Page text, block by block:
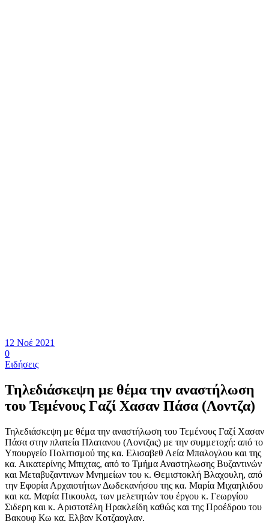
12 Νοέ 2021
0
Ειδήσεις
Τηλεδιάσκεψη με θέμα την αναστήλωση
του Τεμένους Γαζί Χασαν Πάσα (Λοντζα)
Τηλεδιάσκεψη με θέμα την αναστήλωση του Τεμένους Γαζί Χασαν
Πάσα στην πλατεία Πλατανου (Λοντζας) με την συμμετοχή: από το
Υπουργείο Πολιτισμού της κα. Ελισαβεθ Λεία Μπαλογλου και της
κα. Αικατερίνης Μπιχτας, από το Τμήμα Αναστηλωσης Βυζαντινών
και Μεταβυζαντινων Μνημείων του κ. Θεμιστοκλή Βλαχουλη, από
την Εφορία Αρχαιοτήτων Δωδεκανήσου της κα. Μαρία Μιχαηλιδου
και κα. Μαρία Πικουλα, των μελετητών του έργου κ. Γεωργίου
Σιδερη και κ. Αριστοτέλη Ηρακλείδη καθώς και της Προέδρου του
Βακουφ Κω κα. Ελβαν Κοτζαογλαν.